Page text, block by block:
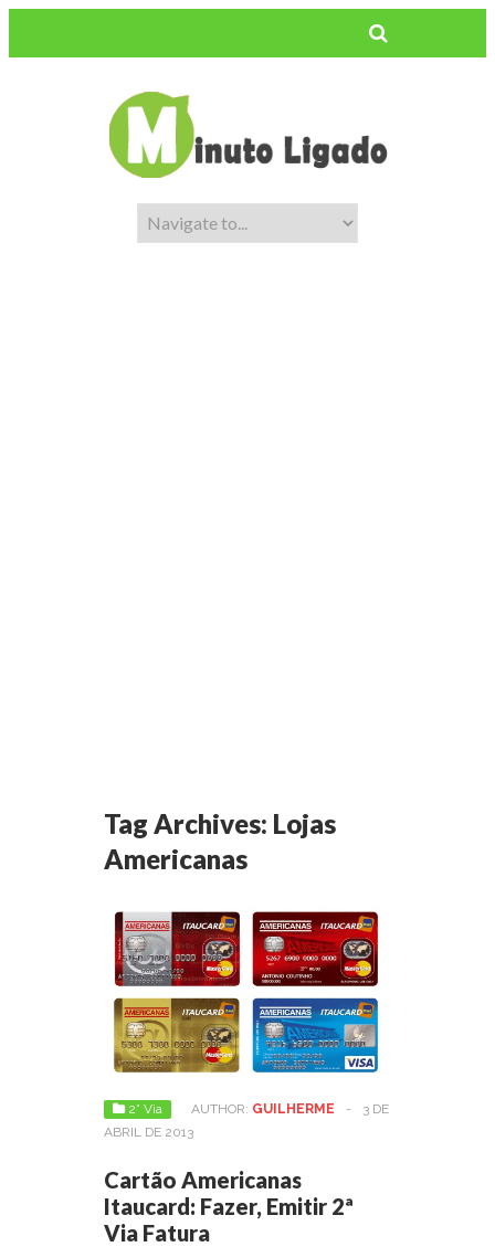
Tag Archives: Lojas
Americanas
2° Via AUTHOR: GUILHERME -
3 DE
ABRIL DE 2013
Cartão Americanas
Itaucard: Fazer, Emitir 2ª
Via Fatura